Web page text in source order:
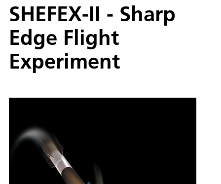
SHEFEX-II - Sharp
Edge Flight
Experiment